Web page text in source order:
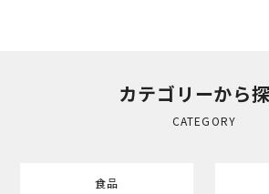
カテゴリーから
CATEGORY
食品